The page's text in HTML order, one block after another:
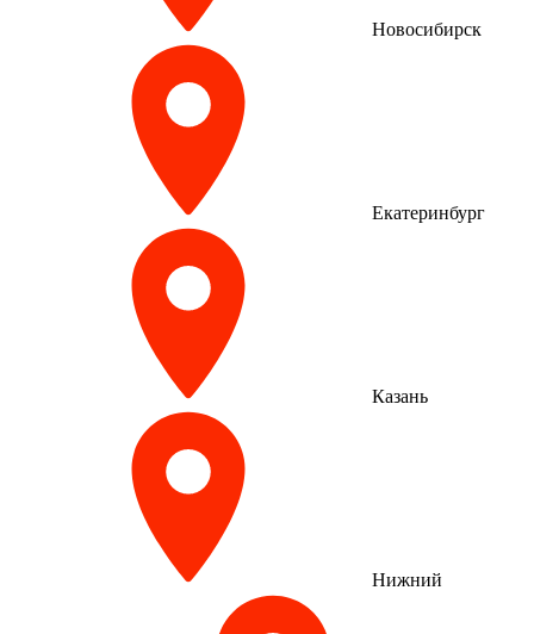
Новосибирск
Екатеринбург
Казань
Нижний